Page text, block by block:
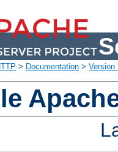
> Documentation > Version